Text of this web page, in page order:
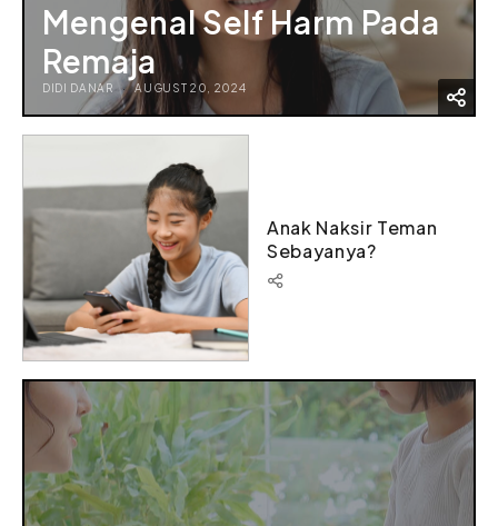
Mengenal Self Harm Pada
Remaja
DIDI DANAR AUGUST 20, 2024
Anak Naksir Teman
Sebayanya?